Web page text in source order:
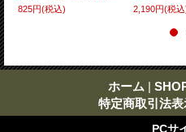
825円(税込)
2,190円(税込
ホーム |
特定商取引法表
PCサ